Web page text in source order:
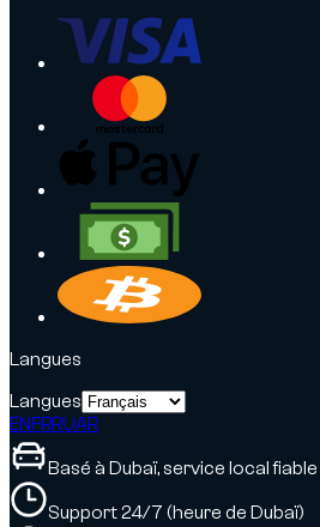
Langues
Langues
ENFRRUAR
Basé à Dubaï, service local fiable
Support 24/7 (heure de Dubaï)